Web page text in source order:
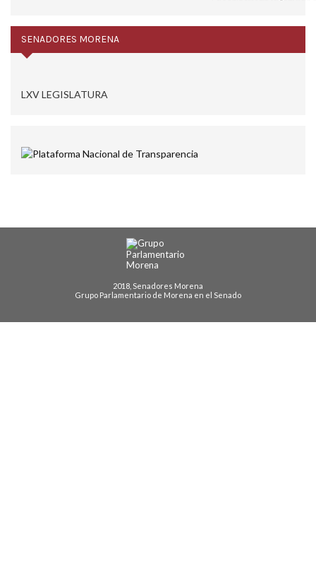
SENADORES MORENA
LXV LEGISLATURA
2018, Senadores Morena
Grupo Parlamentario de Morena en el Senado